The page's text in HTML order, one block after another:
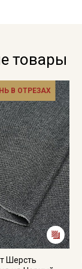
товары
В ОТРЕЗАХ
Шерсть